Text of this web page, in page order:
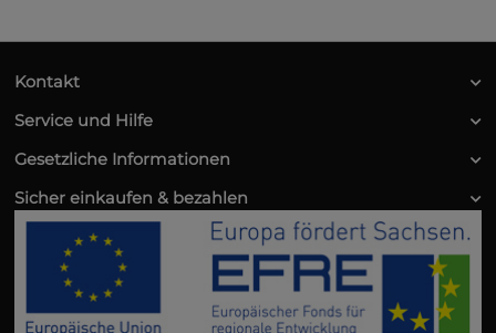
Kontakt
Service und Hilfe
Gesetzliche Informationen
Sicher einkaufen & bezahlen